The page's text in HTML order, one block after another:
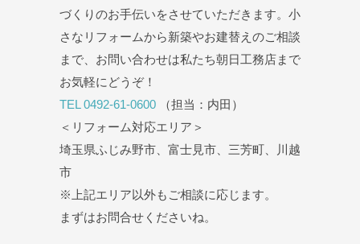
づくりのお手伝いをさせていただきます。小
さなリフォームから新築やお建替えのご相談
まで、お問い合わせは私たち朝日工務店まで
お気軽にどうぞ！
TEL 0492-61-0600 （担当：内田）
＜リフォーム対応エリア＞
埼玉県ふじみ野市、富士見市、三芳町、川越
市
※上記エリア以外もご相談に応じます。
まずはお問合せくださいね。